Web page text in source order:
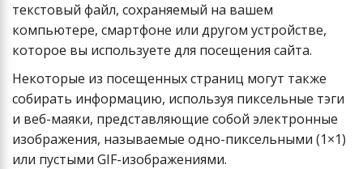
текстовый файл, сохраняемый на вашем
компьютере, смартфоне или другом устройстве,
которое вы используете для посещения сайта.
Некоторые из посещенных страниц могут также
собирать информацию, используя пиксельные тэги
и веб-маяки, представляющие собой электронные
изображения, называемые одно-пиксельными (1×1)
или пустыми GIF-изображениями.